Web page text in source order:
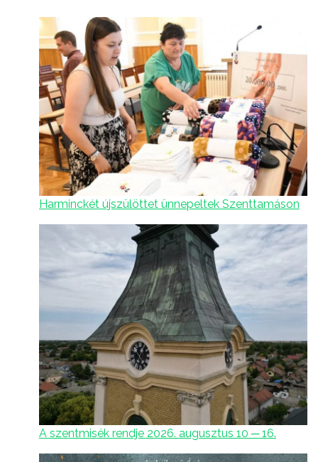
Harminckét újszülöttet ünnepeltek Szenttamáson
A szentmisék rendje 2026. augusztus 10 ─ 16.